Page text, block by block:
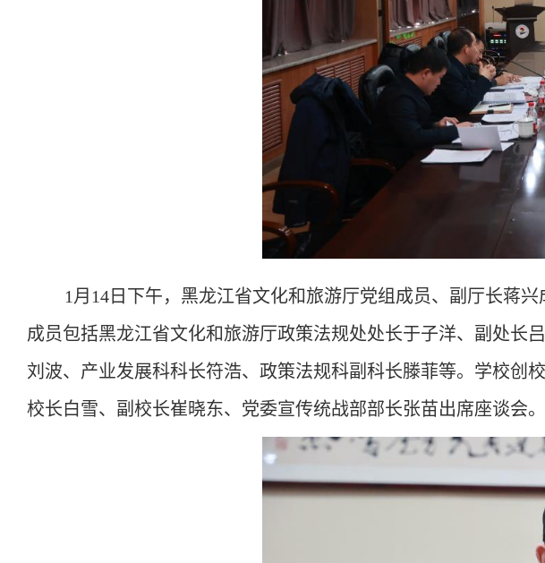
1月14日下午，黑龙江省文化和旅游厅党组成员、副厅长蒋兴
成员包括黑龙江省文化和旅游厅政策法规处处长于子洋、 副处长
刘波、 产业发展科科长符浩、政策法规科副科长滕菲等。学校创
校长白雪、副校长崔晓东、党委宣传统战部部长张苗出席座谈会。